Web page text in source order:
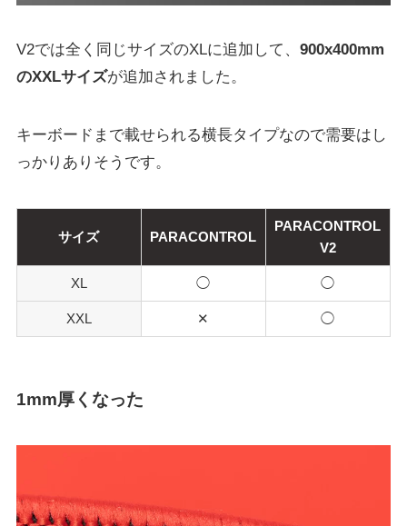
V2では全く同じサイズのXLに追加して、 900x400mm
のXXLサイズが追加されました。
キーボードまで載せられる横長タイプなので需要はし
っかりありそうです。
サイズ PARACONTROL
PARACONTROL
V2
XL ◯ ◯
XXL ✕ ◯
1mm厚くなった